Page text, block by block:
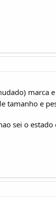
marca
tamanho e
sei o